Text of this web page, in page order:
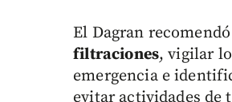
El Dagran
filtraciones, vigilar
emergencia e
evitar actividades de